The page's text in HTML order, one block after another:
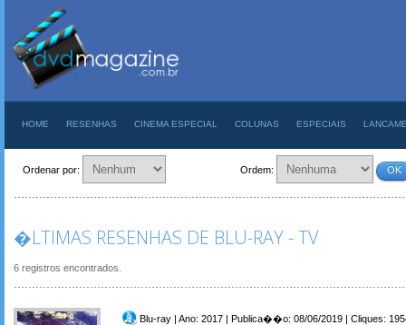
HOME RESENHAS CINEMA ESPECIAL COLUNAS ESPECIAIS
Ordenar por: Ordem: OK
�LTIMAS RESENHAS DE BLU-RAY - TV
6 registros encontrados.
Blu-ray | Ano: 2017 | Publica��o: 08/06/2019 | Cliques: